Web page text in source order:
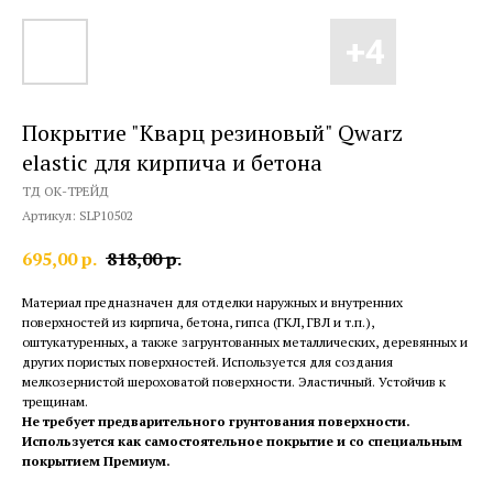
Покрытие "Кварц резиновый" Qwarz
elastic для кирпича и бетона
ТД ОК-ТРЕЙД
Артикул: SLP10502
695,00р. 818,00р.
Материал предназначен для отделки наружных и внутренних
поверхностей из кирпича, бетона, гипса (ГКЛ, ГВЛ и т.п.),
оштукатуренных, а также загрунтованных металлических, деревянных и
других пористых поверхностей. Используется для создания
мелкозернистой шероховатой поверхности. Эластичный. Устойчив к
трещинам.
Не требует предварительного грунтования поверхности.
Используется как самостоятельное покрытие и со специальным
покрытием Премиум.